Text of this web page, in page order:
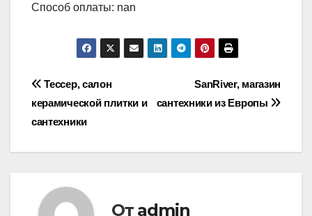
Способ оплаты: nan
Навигация
по
записям
SanRiver, магазин
сантехники из Европы
Тессер, салон
керамической плитки и
сантехники
От admin